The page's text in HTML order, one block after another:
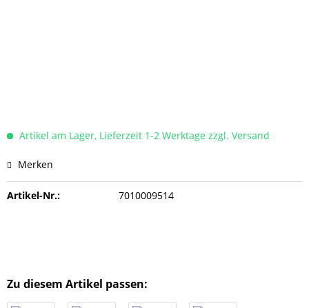
Artikel am Lager, Lieferzeit 1-2 Werktage zzgl. Versand
Merken
Artikel-Nr.: 7010009514
Zu diesem Artikel passen: